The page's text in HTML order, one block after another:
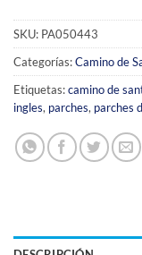
SKU: PA050443
Categorías:Camino de
Etiquetas:camino de
ingles, parches, parches